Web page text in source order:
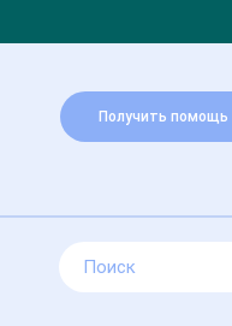
Получить помощь